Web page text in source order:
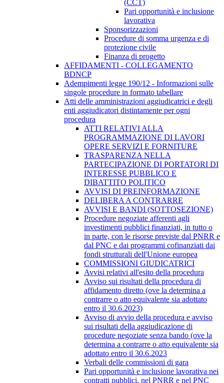
(CCT)
Pari opportunità e inclusione
lavorativa
Sponsorizzazioni
Procedure di somma urgenza e di
protezione civile
Finanza di progetto
AFFIDAMENTI - COLLEGAMENTO
BDNCP
Adempimenti legge 190/12 - Informazioni sulle
singole procedure in formato tabellare
Atti delle amministrazioni aggiudicatrici e degli
enti aggiudicatori distintamente per ogni
procedura
ATTI RELATIVI ALLA
PROGRAMMAZIONE DI LAVORI
OPERE SERVIZI E FORNITURE
TRASPARENZA NELLA
PARTECIPAZIONE DI PORTATORI DI
INTERESSE PUBBLICO E
DIBATTITO POLITICO
AVVISI DI PREINFORMAZIONE
DELIBERA A CONTRARRE
AVVISI E BANDI (SOTTOSEZIONE)
Procedure negoziate afferenti agli
investimenti pubblici finanziati, in tutto o
in parte, con le risorse previste dal PNRR e
dal PNC e dai programmi cofinanziati dai
fondi strutturali dell'Unione europea
COMMISSIONI GIUDICATRICI
Avvisi relativi all'esito della procedura
Avviso sui risultati della procedura di
affidamento diretto (ove la determina a
contrarre o atto equivalente sia adottato
entro il 30.6.2023)
Avviso di avvio della procedura e avviso
sui risultati della aggiudicazione di
procedure negoziate senza bando (ove la
determina a contrarre o atto equivalente sia
adottato entro il 30.6.2023
Verbali delle commissioni di gara
Pari opportunità e inclusione lavorativa nei
contratti pubblici, nel PNRR e nel PNC